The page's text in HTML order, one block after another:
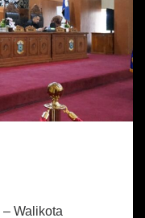
– Walikota